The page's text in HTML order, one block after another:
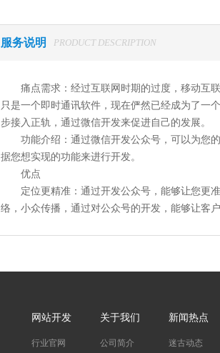
服务说明 PRODUCT DESCRIPTION
痛点需求：经过互联网时期的过度，移动互
只是一个即时通讯软件，现在俨然已经成为了一
步接入正轨，通过微信开发来促进自己的发展。
功能介绍：通过微信开发公众号，可以为您
据您想实现的功能来进行开发。
优点
定位更精准：通过开发公众号，能够让您更
络，小众传播，通过对公众号的开发，能够让客
网站开发
行业官网
关于我们
公司简介
新闻热点
迷古动态